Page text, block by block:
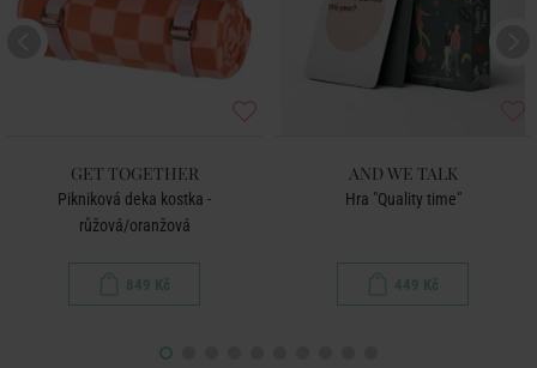
GET TOGETHER
Pikniková deka kostka -
růžová/oranžová
849 Kč
AND WE TALK
Hra "Quality time"
449 Kč